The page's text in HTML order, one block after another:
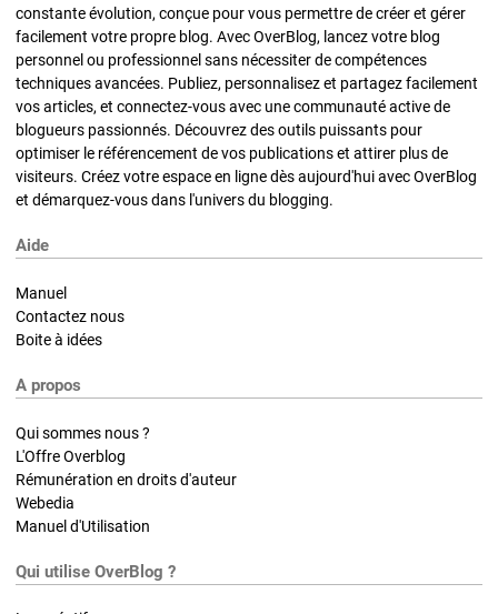
constante évolution, conçue pour vous permettre de créer et gérer
facilement votre propre blog. Avec OverBlog, lancez votre blog
personnel ou professionnel sans nécessiter de compétences
techniques avancées. Publiez, personnalisez et partagez facilement
vos articles, et connectez-vous avec une communauté active de
blogueurs passionnés. Découvrez des outils puissants pour
optimiser le référencement de vos publications et attirer plus de
visiteurs. Créez votre espace en ligne dès aujourd'hui avec OverBlog
et démarquez-vous dans l'univers du blogging.
Aide
Manuel
Contactez nous
Boite à idées
A propos
Qui sommes nous ?
L'Offre Overblog
Rémunération en droits d'auteur
Webedia
Manuel d'Utilisation
Qui utilise OverBlog ?